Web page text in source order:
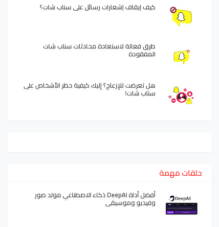
كيف إيقاف إشعارات رسائل على سناب شات؟
طرق فعالة لاستعادة محادثات سناب شات
المفقودة
هل تعرضت للإزعاج؟ إليك كيفية حظر الأشخاص على
سناب شات!
حلقات مهمة
أفضل أداة DeepAI ذكاء الاصطناعي مولد صور
وفيديو وموسيقى